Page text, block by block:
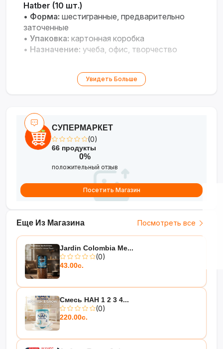
Hatber (10 шт.)
• Форма: шестигранные, предварительно
заточенные
• Упаковка: картонная коробка
• Назначение: учеба, офис, творчество
Увидеть Больше
Еще Из Магазина Посмотреть все
Jardin Colombia Me...
(0)
43.00с.
Смесь НАН 1 2 3 4...
(0)
220.00с.
СУПЕРМАРКЕТ
(0)
66 продукты
0%
положительный отзыв
Посетить Магазин